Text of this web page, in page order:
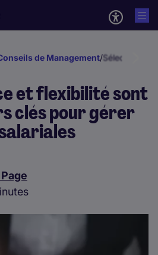
de Management/Sélection et
et flexibilité sont
clés pour gérer